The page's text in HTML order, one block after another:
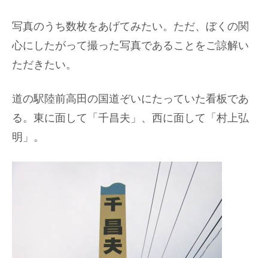
写真のうち数枚をあげてみたい。ただ、ぼくの関
心にしたがって撮った写真であることをご諒解い
ただきたい。
道の駅陸前高田の国道ぞいにたっていた看板であ
る。東に面して「千昌夫」、西に面して「村上弘
明」。